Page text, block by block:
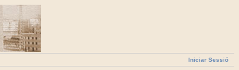
Iniciar Sessió